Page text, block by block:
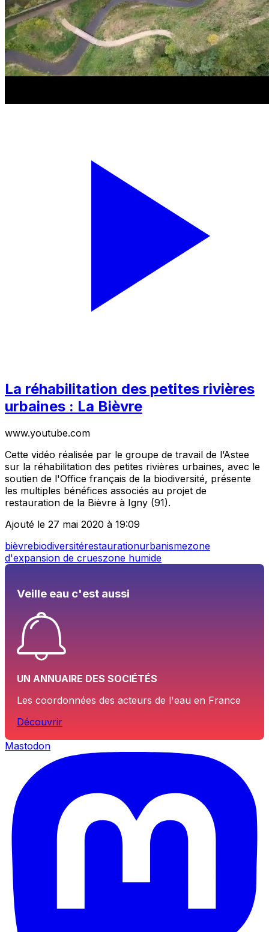
La réhabilitation des petites rivières
urbaines : La Bièvre
www.youtube.com
Cette vidéo réalisée par le groupe de travail de l’Astee
sur la réhabilitation des petites rivières urbaines, avec le
soutien de l'Office français de la biodiversité, présente
les multiples bénéfices associés au projet de
restauration de la Bièvre à Igny (91).
Ajouté le 27 mai 2020 à 19:09
bièvrebiodiversitérestaurationurbanismezone
d'expansion de crueszone humide
Veille eau c'est aussi
UN ANNUAIRE DES SOCIÉTÉS
Les coordonnées des acteurs de l'eau en France
Découvrir
Mastodon